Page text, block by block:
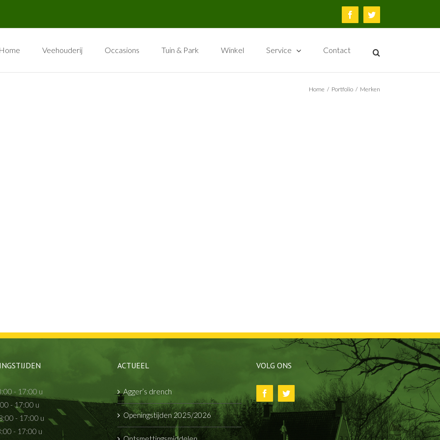
FacebookTwitter
Home Veehouderij Occasions Tuin & Park Winkel Service Contact
Home / Portfolio / Merken
- 17:00 u
- 17:00 u
- 17:00 u
- 17:00 u
ACTUEEL
Agger’s drench
Openingstijden 2025/2026
VOLG ONS